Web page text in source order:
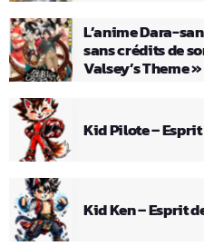
L’anime Dara-
sans crédits de
Valsey’s Theme »
Kid Pilote –
Kid Ken – Esprit